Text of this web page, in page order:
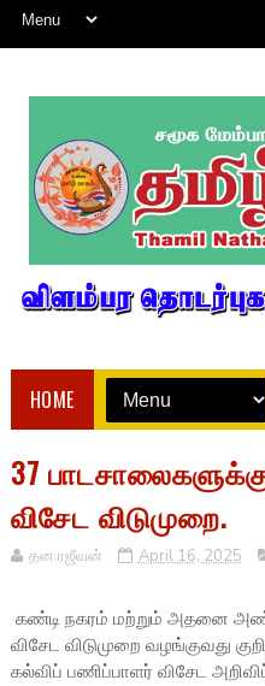
HOME
37
விசேட விடுமுறை.
தன.ரஜீவன் April 16, 2025
கண்டி நகரம் மற்றும் அதனை
விசேட விடுமுறை வழங்குவது
கல்விப் பணிப்பாளர் விசேட